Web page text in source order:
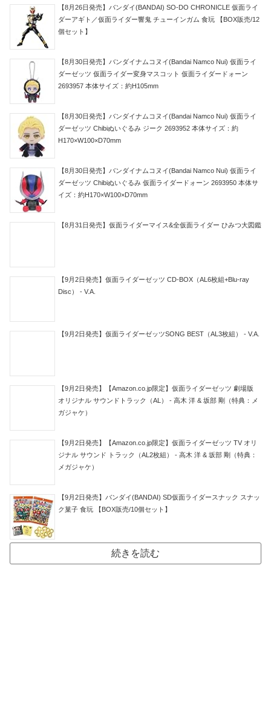
【8月26日発売】バンダイ(BANDAI) SO-DO CHRONICLE 仮面ライ
ダーアギト／仮面ライダー響鬼 チューインガム 食玩 【BOX販売/12
個セット】
【8月30日発売】バンダイナムコヌイ(Bandai Namco Nui) 仮面ライ
ダーゼッツ 仮面ライダー変身マスコット 仮面ライダードォーン
2693957 本体サイズ：約H105mm
【8月30日発売】バンダイナムコヌイ(Bandai Namco Nui) 仮面ライ
ダーゼッツ Chibiぬいぐるみ ジーク 2693952 本体サイズ：約
H170×W100×D70mm
【8月30日発売】バンダイナムコヌイ(Bandai Namco Nui) 仮面ライ
ダーゼッツ Chibiぬいぐるみ 仮面ライダードォーン 2693950 本体サ
イズ：約H170×W100×D70mm
【8月31日発売】仮面ライダーマイス&全仮面ライダー ひみつ大図鑑
【9月2日発売】仮面ライダーゼッツ CD-BOX（AL6枚組+Blu-ray
Disc） - V.A.
【9月2日発売】仮面ライダーゼッツSONG BEST（AL3枚組） - V.A.
【9月2日発売】【Amazon.co.jp限定】仮面ライダーゼッツ 劇場版
オリジナル サウンドトラック（AL） - 高木 洋 & 坂部 剛（特典：メ
ガジャケ）
【9月2日発売】【Amazon.co.jp限定】仮面ライダーゼッツ TV オリ
ジナル サウンド トラック（AL2枚組） - 高木 洋 & 坂部 剛（特典：
メガジャケ）
【9月2日発売】バンダイ(BANDAI) SD仮面ライダースナック スナッ
ク菓子 食玩 【BOX販売/10個セット】
続きを読む